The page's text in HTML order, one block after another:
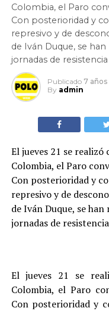
Colombia, el Paro
Con posterioridad y
represivo y de
de Iván Duque, se
jornadas de
Publicado 7
By admin
El jueves 21 se
Colombia, el Paro
Con posterioridad y
represivo y de
de Iván Duque, se
jornadas de
El jueves 21 se
Colombia, el Paro
Con posterioridad y